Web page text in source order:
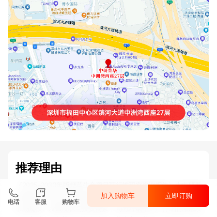
推荐理由
《2025-2030年版烟草生产项目可行性研究咨询报告》由中研普
华烟草生产行业分析专家领衔撰写，主要分析了烟草生产行业的
市场规模、发展现状与投资前景，同时对烟草生产行业的未来发
电话 客服 购物车
加入购物车 立即订购